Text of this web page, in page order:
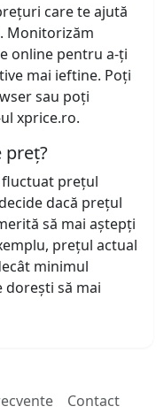
care te ajută
Monitorizăm
online pentru a-ți
mai ieftine. Poți
sau poți
xprice.ro.
preț?
prețul
dacă prețul
să mai aștepți
prețul actual
minimul
dorești să mai
Contact